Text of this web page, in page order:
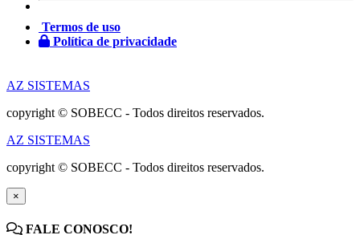
Termos de uso
Política de privacidade
AZ SISTEMAS
copyright © SOBECC - Todos direitos reservados.
AZ SISTEMAS
copyright © SOBECC - Todos direitos reservados.
×
FALE CONOSCO!